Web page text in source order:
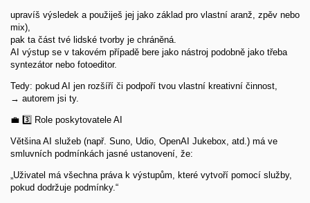
upravíš výsledek a použiješ jej jako základ pro vlastní aranž, zpěv nebo
mix),
pak ta část tvé lidské tvorby je chráněná.
AI výstup se v takovém případě bere jako nástroj podobně jako třeba
syntezátor nebo fotoeditor.
Tedy: pokud AI jen rozšíří či podpoří tvou vlastní kreativní činnost,
→ autorem jsi ty.
💼 3️⃣ Role poskytovatele AI
Většina AI služeb (např. Suno, Udio, OpenAI Jukebox, atd.) má ve
smluvních podmínkách jasné ustanovení, že:
„Uživatel má všechna práva k výstupům, které vytvoří pomocí služby,
pokud dodržuje podmínky.“